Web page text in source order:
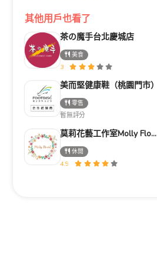
其他用戶也看了
茶の魔手台北慶城店
美食
3
美而堅健康鞋（桃園門市）
零售
暫無評分
莫莉花藝工作室Molly Florist
休閒
4.9